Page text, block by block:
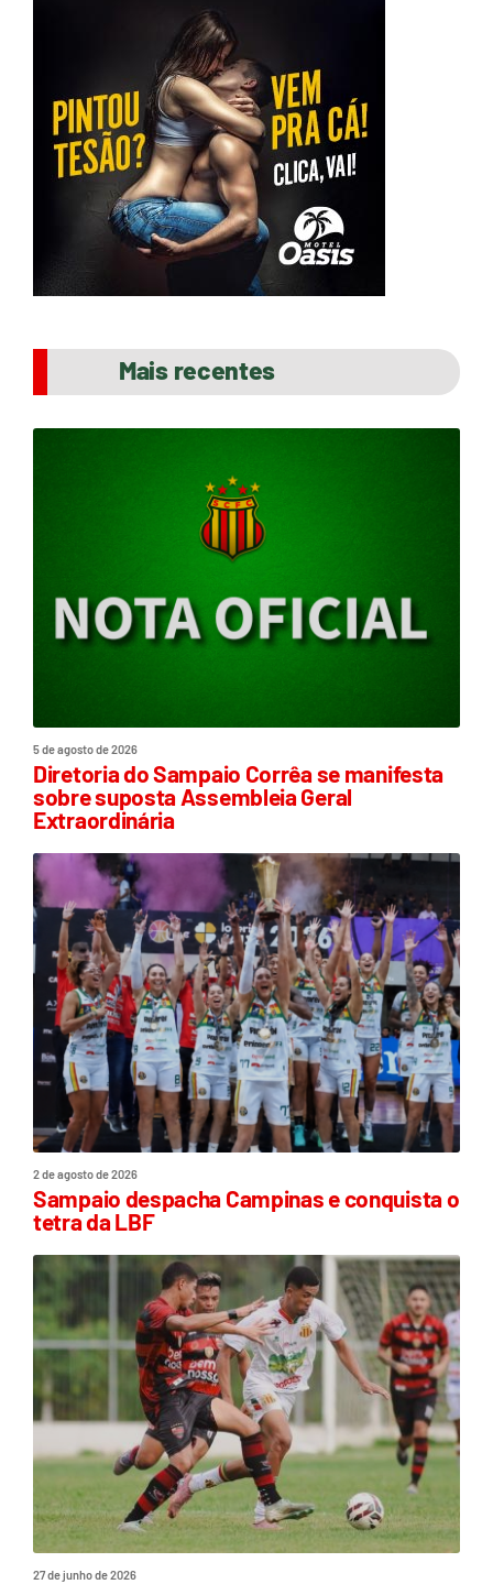
Mais recentes
5 de agosto de 2026
Diretoria do Sampaio Corrêa se manifesta
sobre suposta Assembleia Geral
Extraordinária
2 de agosto de 2026
Sampaio despacha Campinas e conquista o
tetra da LBF
27 de junho de 2026